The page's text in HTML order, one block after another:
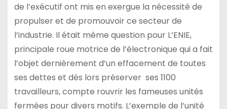
de l’exécutif ont mis en exergue la nécessité de
propulser et de promouvoir ce secteur de
l’industrie. Il était même question pour L’ENIE,
principale roue motrice de l’électronique qui a fait
l’objet dernièrement d’un effacement de toutes
ses dettes et dès lors préserver ses 1100
travailleurs, compte rouvrir les fameuses unités
fermées pour divers motifs. L’exemple de l’unité